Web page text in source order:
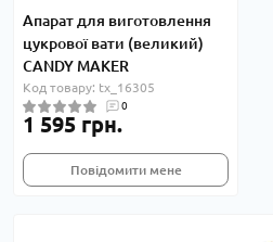
Апарат для виготовлення
цукрової вати (великий)
CANDY MAKER
Код товару: tx_16305
0
1 595 грн.
Повідомити мене